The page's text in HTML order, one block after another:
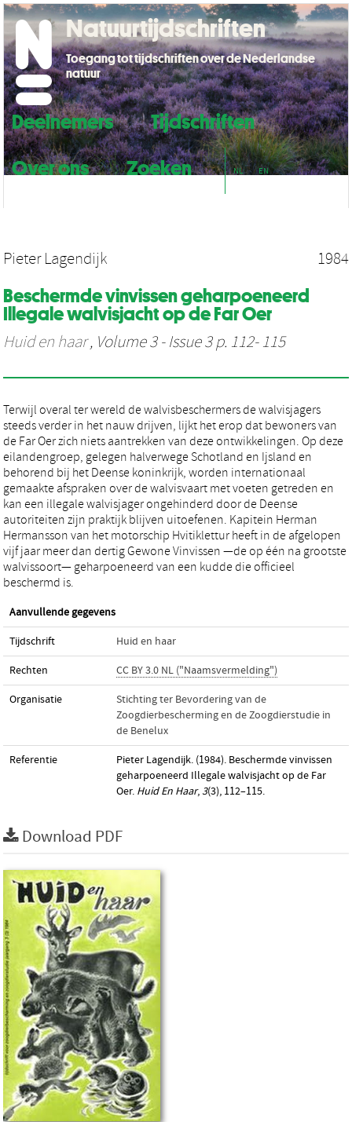
Deelnemers
Tijdschriften
Over ons
Zoeken NL EN
Natuurtijdschriften
Toegang tot tijdschriften over de Nederlandse
natuur
Pieter Lagendijk 1984
Beschermde vinvissen geharpoeneerd
Illegale walvisjacht op de Far Oer
Huid en haar, Volume 3 - Issue 3 p. 112- 115
Terwijl overal ter wereld de walvisbeschermers de walvisjagers
steeds verder in het nauw drijven, lijkt het erop dat bewoners van
de Far Oer zich niets aantrekken van deze ontwikkelingen. Op deze
eilandengroep, gelegen halverwege Schotland en Ijsland en
behorend bij het Deense koninkrijk, worden internationaal
gemaakte afspraken over de walvisvaart met voeten getreden en
kan een illegale walvisjager ongehinderd door de Deense
autoriteiten zijn praktijk blijven uitoefenen. Kapitein Herman
Hermansson van het motorschip Hvitiklettur heeft in de afgelopen
vijf jaar meer dan dertig Gewone Vinvissen —de op één na grootste
walvissoort— geharpoeneerd van een kudde die officieel
beschermd is.
Aanvullende gegevens
Tijdschrift Huid en haar
Rechten CC BY 3.0 NL ("Naamsvermelding")
Organisatie
Stichting ter Bevordering van de
Zoogdierbescherming en de Zoogdierstudie in
de Benelux
Referentie
Pieter Lagendijk. (1984). Beschermde vinvissen
geharpoeneerd Illegale walvisjacht op de Far
Oer. Huid En Haar, 3(3), 112–115.
Download PDF